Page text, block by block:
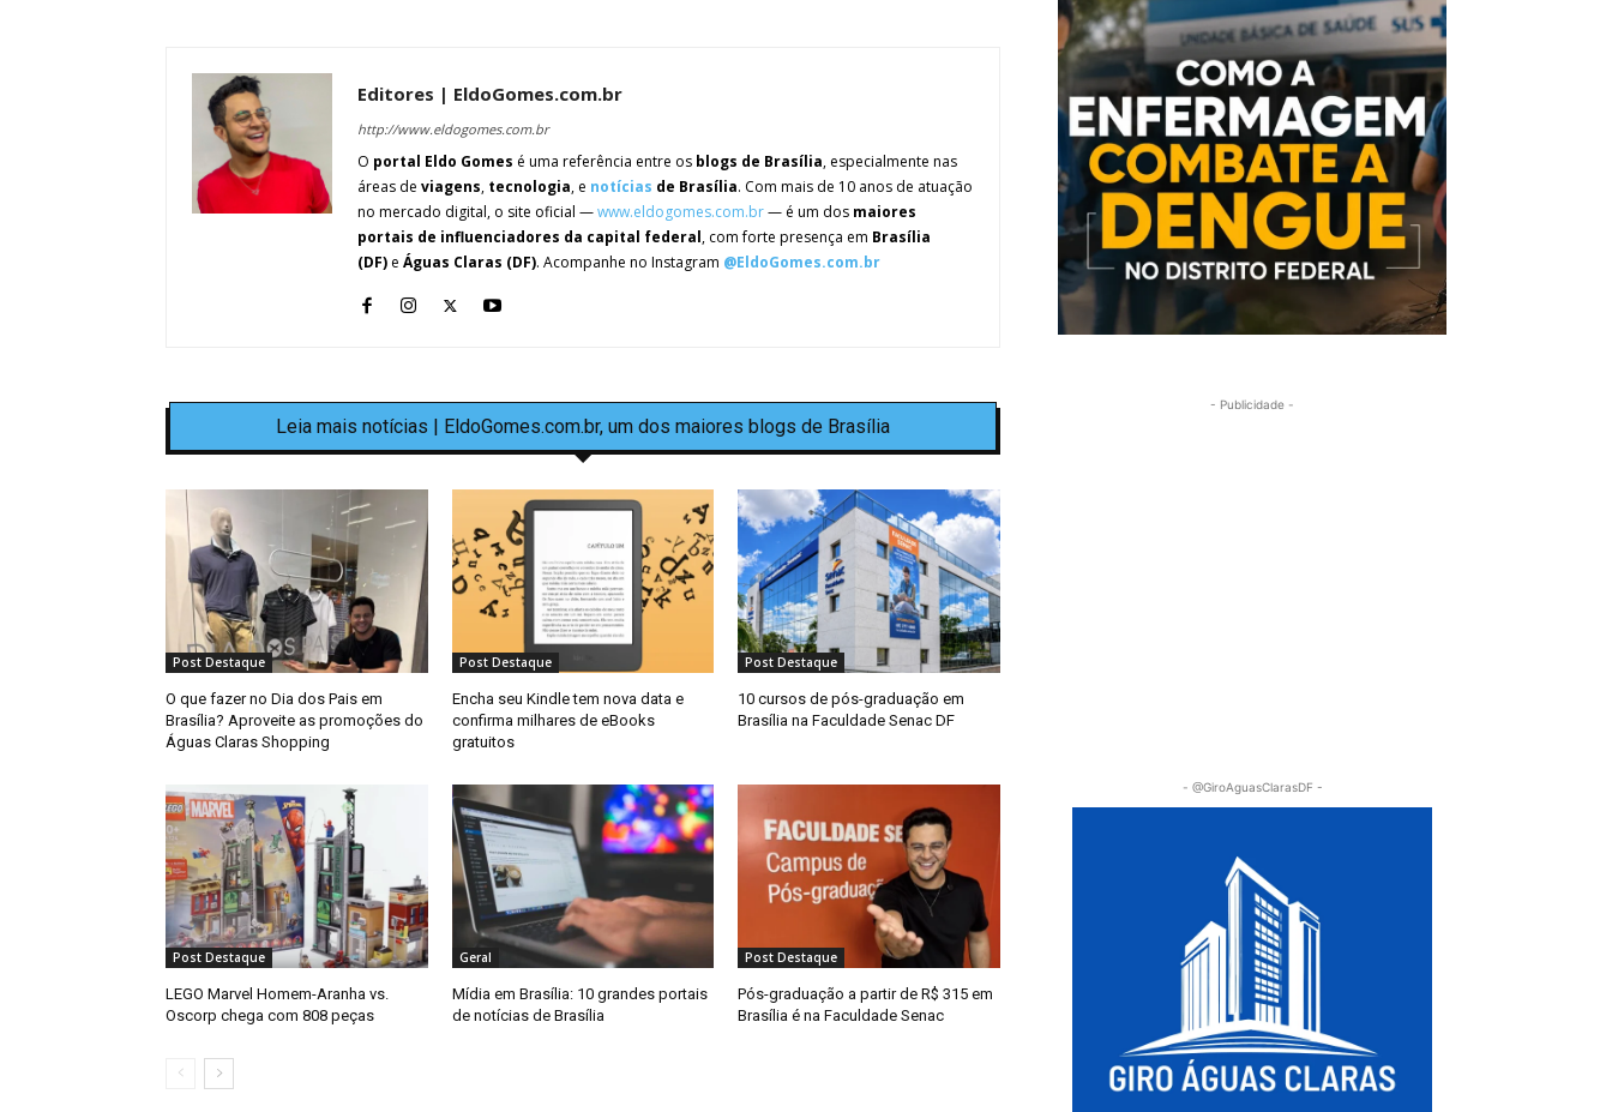
Editores | EldoGomes.com.br
http://www.eldogomes.com.br
O portal Eldo Gomes é uma referência entre os blogs de Brasília, especialmente nas
áreas de viagens, tecnologia, e notícias de Brasília. Com mais de 10 anos de atuação
no mercado digital, o site oficial —www.eldogomes.com.br— é um dos maiores
portais de influenciadores da capital federal, com forte presença em Brasília
(DF) e Águas Claras (DF). Acompanhe no Instagram @EldoGomes.com.br
Leia mais notícias | EldoGomes.com.br, um dos maiores blogs de Brasília
Post Destaque
O que fazer no Dia dos Pais em
Brasília? Aproveite as promoções do
Águas Claras Shopping
Post Destaque
Encha seu Kindle tem nova data e
confirma milhares de eBooks
gratuitos
Post Destaque
10 cursos de pós-graduação em
Brasília na Faculdade Senac DF
Post Destaque
LEGO Marvel Homem-Aranha vs.
Oscorp chega com 808 peças
Geral
Mídia em Brasília: 10 grandes portais
de notícias de Brasília
Post Destaque
Pós-graduação a partir de R$ 315 em
Brasília é na Faculdade Senac
- Publicidade -
- @GiroAguasClarasDF -